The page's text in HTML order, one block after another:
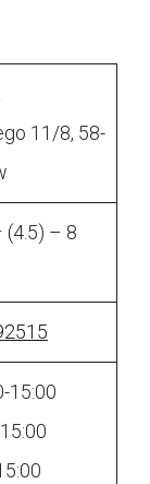
11/8, 58-
– 8
15:00